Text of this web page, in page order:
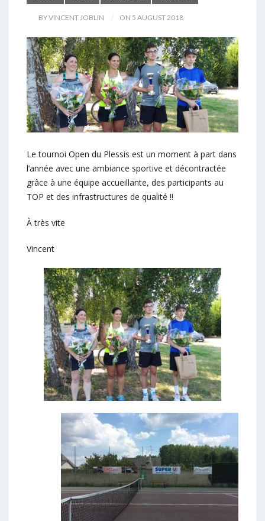
BY VINCENT JOBLIN ON 5 AUGUST 2018
Le tournoi Open du Plessis est un moment à part dans
l’année avec une ambiance sportive et décontractée
grâce à une équipe accueillante, des participants au
TOP et des infrastructures de qualité !!
À très vite
Vincent